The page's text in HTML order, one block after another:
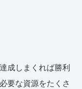
成しまくれば勝利
要な資源をたくさ